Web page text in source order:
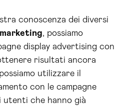
conoscenza dei diversi
marketing, possiamo
display advertising con
risultati ancora
utilizzare il
con le campagne
utenti che hanno già